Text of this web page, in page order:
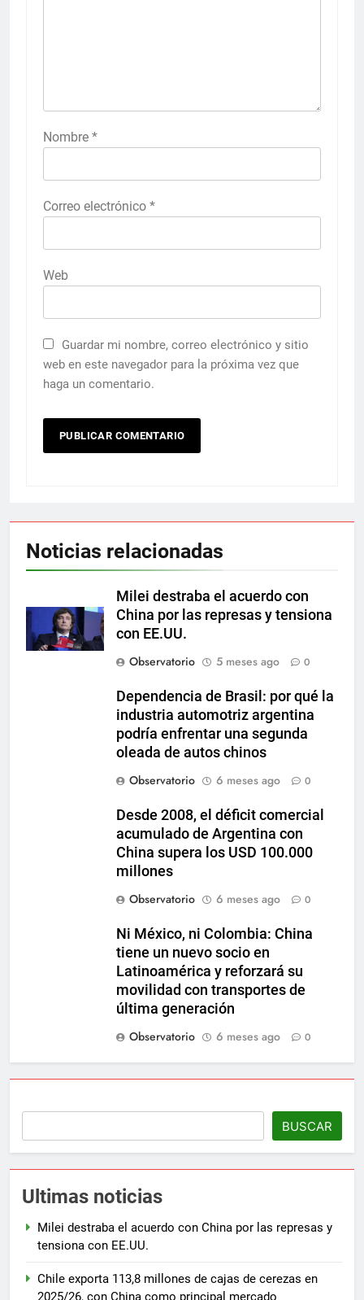
Nombre *
Correo electrónico *
Web
Guardar mi nombre, correo electrónico y sitio
web en este navegador para la próxima vez que
haga un comentario.
Noticias relacionadas
Milei destraba el acuerdo con
China por las represas y tensiona
con EE.UU.
Observatorio
5 meses ago 0
Dependencia de Brasil: por qué la
industria automotriz argentina
podría enfrentar una segunda
oleada de autos chinos
Observatorio
6 meses ago 0
Desde 2008, el déficit comercial
acumulado de Argentina con
China supera los USD 100.000
millones
Observatorio
6 meses ago 0
Ni México, ni Colombia: China
tiene un nuevo socio en
Latinoamérica y reforzará su
movilidad con transportes de
última generación
Observatorio
6 meses ago 0
BUSCAR
Ultimas noticias
Milei destraba el acuerdo con China por las represas y
tensiona con EE.UU.
Chile exporta 113,8 millones de cajas de cerezas en
2025/26, con China como principal mercado